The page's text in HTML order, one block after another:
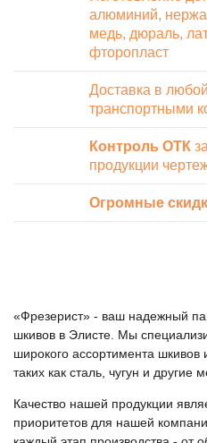
алюминий,
медь, дюраль,
фторопласт
Доставка в
транспортными
Контроль ОТК
продукции
Огромные
«Фрезерист» - ваш надежный
шкивов в Элисте. Мы
широкого ассортимента шкивов
таких как сталь, чугун и другие
Качество нашей продукции
приоритетов для нашей